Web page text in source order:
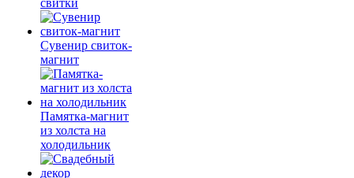
свитки
Сувенир свиток-
магнит
Памятка-магнит
из холста на
холодильник